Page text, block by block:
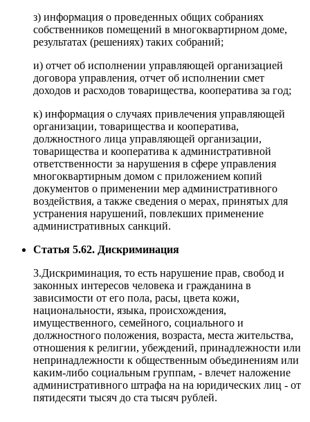
з) информация о проведенных общих собраниях
собственников помещений в многоквартирном доме,
результатах (решениях) таких собраний;
и) отчет об исполнении управляющей организацией
договора управления, отчет об исполнении смет
доходов и расходов товарищества, кооператива за год;
к) информация о случаях привлечения управляющей
организации, товарищества и кооператива,
должностного лица управляющей организации,
товарищества и кооператива к административной
ответственности за нарушения в сфере управления
многоквартирным домом с приложением копий
документов о применении мер административного
воздействия, а также сведения о мерах, принятых для
устранения нарушений, повлекших применение
административных санкций.
Статья 5.62. Дискриминация
3.Дискриминация, то есть нарушение прав, свобод и
законных интересов человека и гражданина в
зависимости от его пола, расы, цвета кожи,
национальности, языка, происхождения,
имущественного, семейного, социального и
должностного положения, возраста, места жительства,
отношения к религии, убеждений, принадлежности или
непринадлежности к общественным объединениям или
каким-либо социальным группам, - влечет наложение
административного штрафа на на юридических лиц - от
пятидесяти тысяч до ста тысяч рублей.